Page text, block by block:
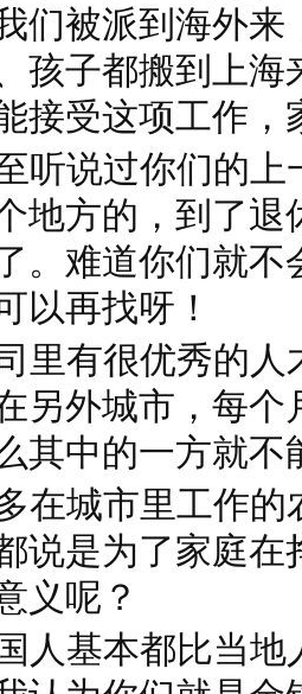
们被派到海外来
孩子都搬到上海
接受这项工作
听说过你们的上
地方的，到了退
。难道你们就不
以再找呀！
里有很优秀的人
另外城市，每个
其中的一方就不
在城市里工作的
说是为了家庭在
义呢？
人基本都比当地